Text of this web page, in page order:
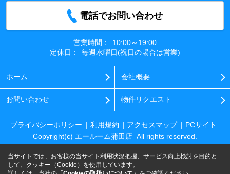
電話でお問い合わせ
営業時間：
10:00～19:00
定休日：
毎週水曜日(祝日の場合は営業)
ホーム 会社概要
お問い合わせ 物件リクエスト
プライバシーポリシー 利用規約 アクセスマップ
PCサイト
Copyright(c) エールーム蒲田店 All rights reserved.
当サイトでは、お客様の当サイト利用状況把握、サービス向上検討を目的と
して、クッキー（Cookie）を使用しています。